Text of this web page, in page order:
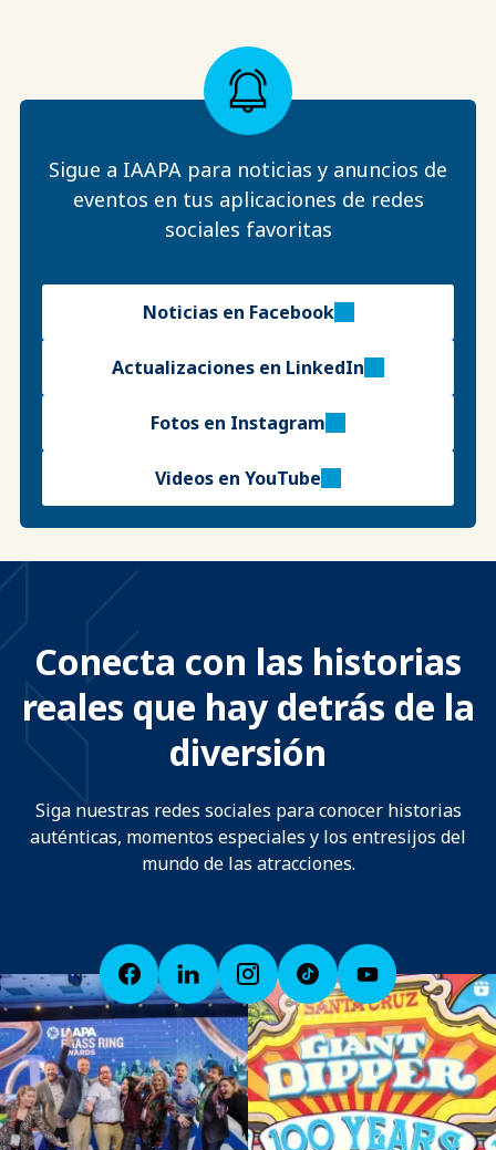
Sigue a IAAPA para noticias y anuncios de
eventos en tus aplicaciones de redes
sociales favoritas
Noticias en Facebook
Actualizaciones en LinkedIn
Fotos en Instagram
Videos en YouTube
Conecta con las historias
reales que hay detrás de la
diversión
Siga nuestras redes sociales para conocer historias
auténticas, momentos especiales y los entresijos del
mundo de las atracciones.